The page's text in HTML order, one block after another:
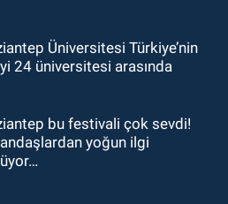
Üniversitesi Türkiye’nin
24 üniversitesi arasında
bu festivali çok sevdi!
yoğun ilgi